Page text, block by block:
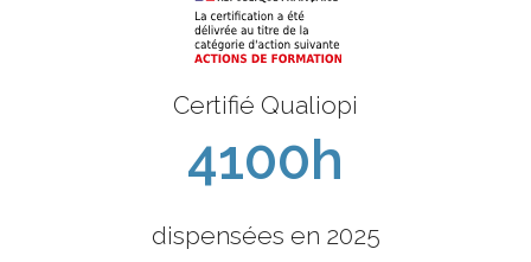
Certifié Qualiopi
4100h
dispensées en 2025